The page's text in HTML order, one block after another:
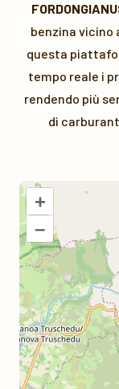
benzina
questa
tempo reale i
rendendo più
di
+
–